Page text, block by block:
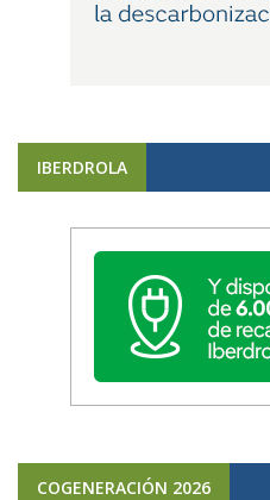
IBERDROLA
COGENERACIÓN 2026